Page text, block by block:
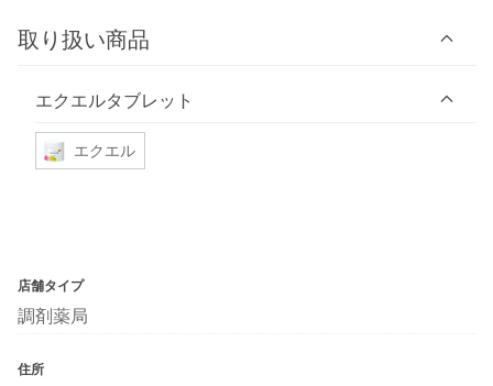
取り扱い商品
エクエルタブレット
エクエル
店舗タイプ
調剤薬局
住所